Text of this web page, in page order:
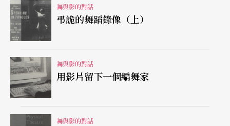
的同性戀傾向，他曾編作許多給兩個男人跳的，令
人動容的，描述愛情的舞蹈。早年他也常跳自己編
的舞，常在舞中擺出表情豐富的女性化姿態和反串
女角。有位舞評家就形容：當身材男性化的莫里斯
表演女性化的動作時，常令人產生一種「雌雄同
體」的錯覺，認爲他只要站上舞台，本身就具有顚
覆傳統性別角色的能耐。
舞與影的對話
弔詭的舞蹈錄像（上）
舞與影的對話
用影片留下一個編舞家
舞與影的對話